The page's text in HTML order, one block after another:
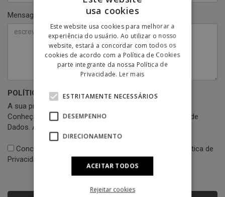
Mensagem
POLÍTICA DE TRATAMENTO DE DADOS
A sua privacidade é importante para nós.
Conheça a nossa Política de Privacidade e Tratamento de
Dados. Aceite-a abaixo.
Concordo com os
Política de
Privacidade
usa cookies
Este website usa cookies para melhorar a
experiência do usuário. Ao utilizar o nosso
website, estará a concordar com todos os
cookies de acordo com a Política de Cookies
parte integrante da nossa Política de
Privacidade. Ler mais
ESTRITAMENTE NECESSÁRIOS
DESEMPENHO
DIRECIONAMENTO
ACEITAR TODOS
Rejeitar cookies